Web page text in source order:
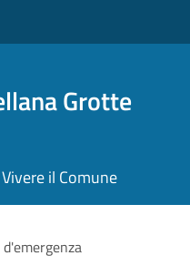
Grotte
Vivere il Comune